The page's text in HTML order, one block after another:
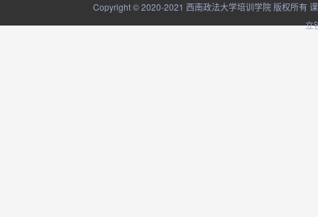
Copyright © 2020-2021 西南政法大学培训学院 版权所有
立